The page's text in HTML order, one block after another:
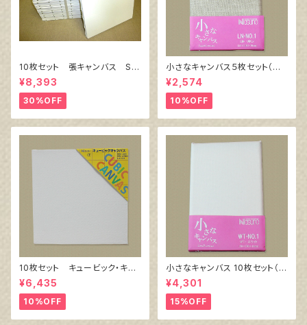
10枚セット 張キャンバス Sn
owWhite SPC（綿・ポリエステ
ル）F6 410㎜×318㎜
¥8,393
30%OFF
小さなキャンバス５枚セット（麻
キャンバス裏面張り）
¥2,574
10%OFF
10枚セット キュービック・キャ
ンバス白（縦150㎜×横150㎜×
厚38㎜）
¥6,435
10%OFF
小さなキャンバス 10枚セット（ホ
ワイト塗りキャンバス張り）
¥4,301
15%OFF